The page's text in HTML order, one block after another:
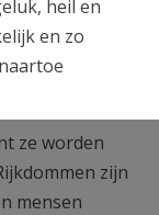
heil en
en zo
ze worden
zijn
mensen